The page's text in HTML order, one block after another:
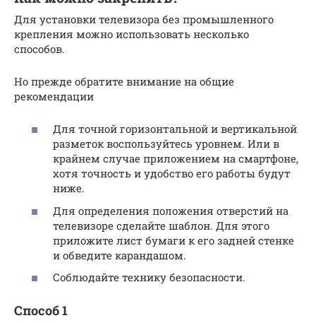
Для установки телевизора без промышленного
крепления можно использовать несколько
способов.
Но прежде обратите внимание на общие
рекомендации
Для точной горизонтальной и вертикальной
разметок воспользуйтесь уровнем. Или в
крайнем случае приложением на смартфоне,
хотя точность и удобство его работы будут
ниже.
Для определения положения отверстий на
телевизоре сделайте шаблон. Для этого
приложите лист бумаги к его задней стенке
и обведите карандашом.
Соблюдайте технику безопасности.
Способ 1